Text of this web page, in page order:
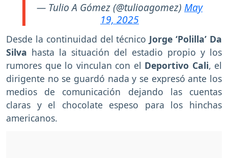
— Tulio A Gómez (@tulioagomez) May
19, 2025
Desde la continuidad del técnico Jorge ‘Polilla’ Da
Silva hasta la situación del estadio propio y los
rumores que lo vinculan con el Deportivo Cali, el
dirigente no se guardó nada y se expresó ante los
medios de comunicación dejando las cuentas
claras y el chocolate espeso para los hinchas
americanos.